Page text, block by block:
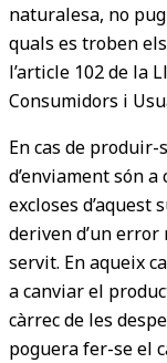
naturalesa, no
quals es troben
l’article 102 de la
Consumidors i
En cas de produir-
d’enviament són
excloses d’aquest
deriven d’un error
servit. En aqueix
a canviar el
càrrec de les
poguera fer-se el